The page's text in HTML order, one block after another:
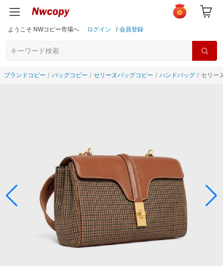
ようこそ NWコピー市場へ ログイン / 会員登録
ブランドコピー バッグコピー セリーヌバッグコピー ハンドバッグ セリー